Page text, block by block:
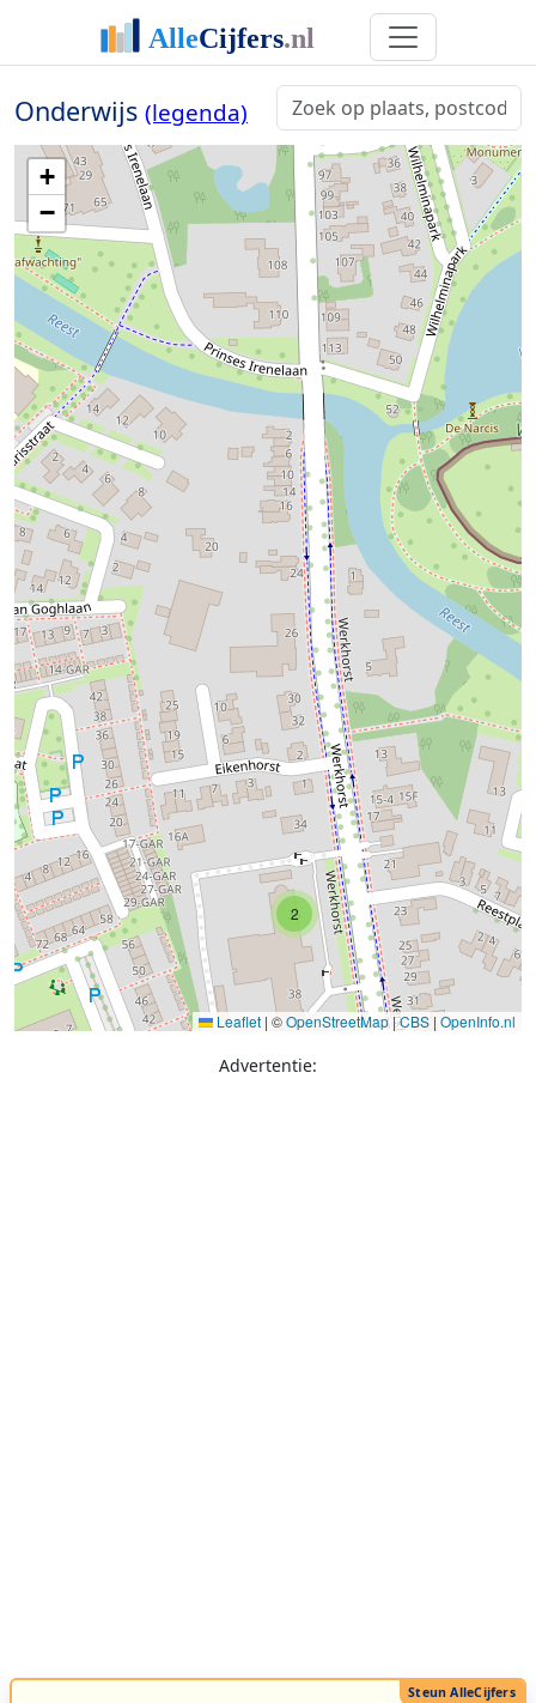
Onderwijs (legenda)
2
+
−
Leaflet | ©OpenStreetMap|CBS | OpenInfo.nl
Advertentie: